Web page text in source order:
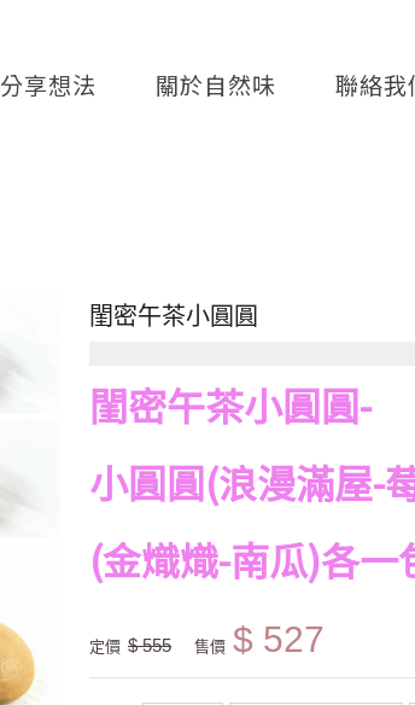
分享想法 關於自然味 聯絡我
閨密午茶小圓圓
閨密午茶小圓圓-
小圓圓(浪漫滿屋-
(金熾熾-南瓜)各一
定價 $ 555 售價 $ 527